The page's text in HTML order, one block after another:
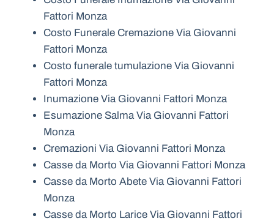
Fattori Monza
Costo Funerale Cremazione Via Giovanni
Fattori Monza
Costo funerale tumulazione Via Giovanni
Fattori Monza
Inumazione Via Giovanni Fattori Monza
Esumazione Salma Via Giovanni Fattori
Monza
Cremazioni Via Giovanni Fattori Monza
Casse da Morto Via Giovanni Fattori Monza
Casse da Morto Abete Via Giovanni Fattori
Monza
Casse da Morto Larice Via Giovanni Fattori